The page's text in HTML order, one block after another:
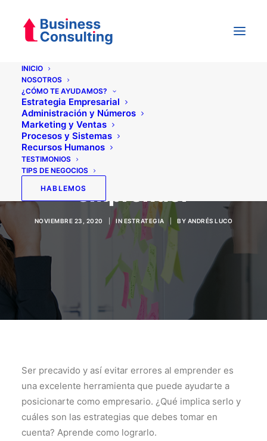
INICIO
NOSOTROS
¿CÓMO TE AYUDAMOS?
Estrategia Empresarial
Administración y Números
Marketing y Ventas
Procesos y Sistemas
Recursos Humanos
TESTIMONIOS
TIPS DE NEGOCIOS
HABLEMOS
Ser precavido al
emprender
NOVIEMBRE 23, 2020 IN ESTRATEGIA BY ANDRÉS LUCO
Ser precavido y así evitar errores al emprender es
una excelente herramienta que puede ayudarte a
posicionarte como empresario. ¿Qué implica serlo y
cuáles son las estrategias que debes tomar en
cuenta? Aprende como lograrlo.